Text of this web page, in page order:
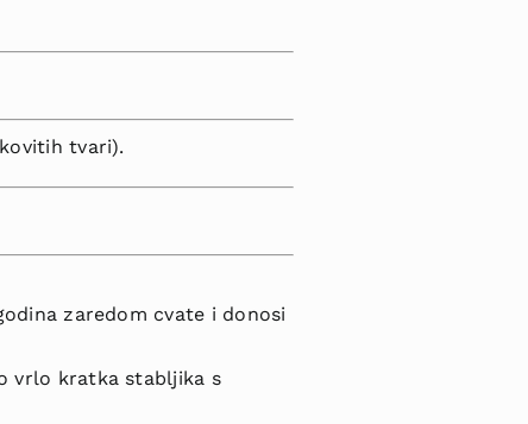
tvari).
zaredom cvate i donosi
vrlo kratka stabljika s